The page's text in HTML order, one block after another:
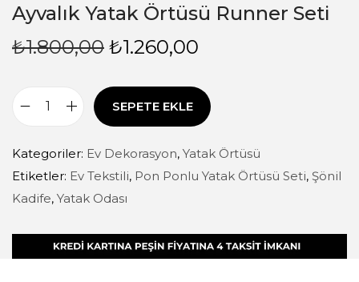
Ayvalık Yatak Örtüsü Runner Seti
₺1.800,00 ₺1.260,00
SEPETE EKLE
Kategoriler: Ev Dekorasyon, Yatak Örtüsü
Etiketler: Ev Tekstili, Pon Ponlu Yatak Örtüsü Seti, Şönil
Kadife, Yatak Odası